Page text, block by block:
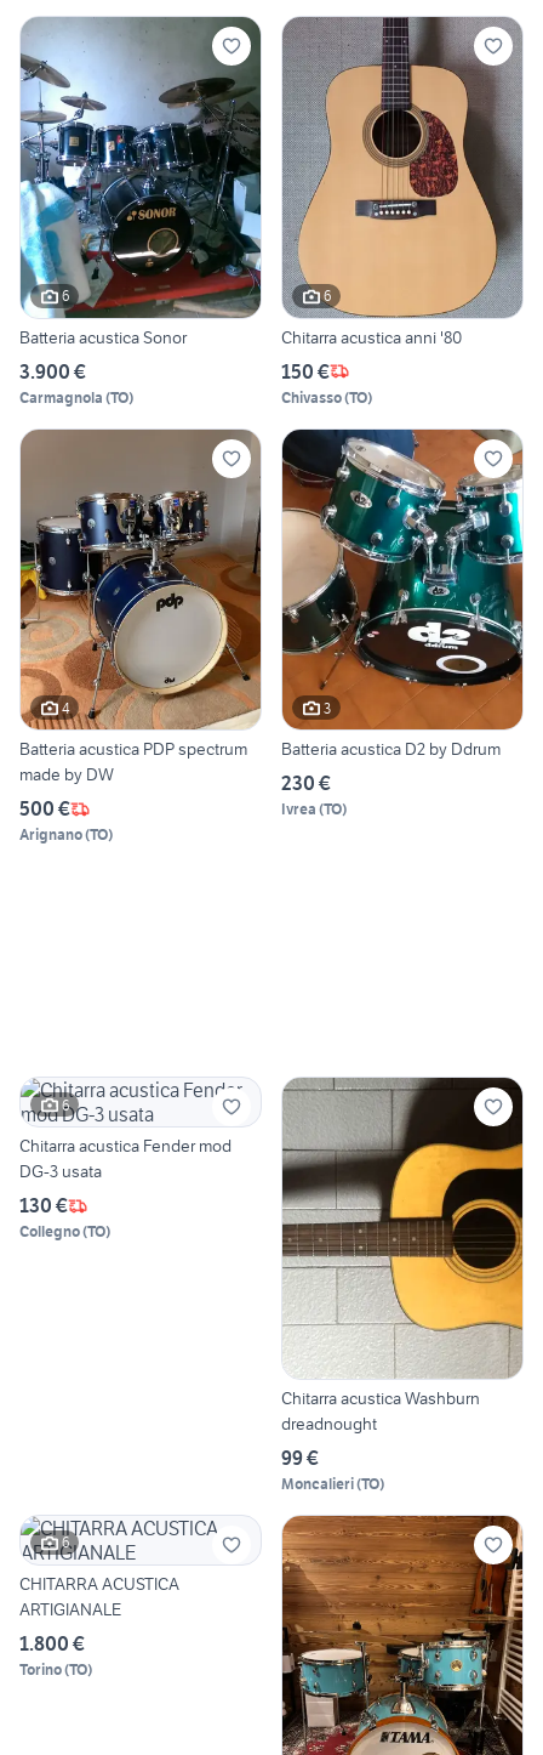
6
Batteria acustica Sonor
3.900 €
Carmagnola (TO)
6
Chitarra acustica anni '80
150 €
Chivasso(TO)
4
Batteria acustica PDP spectrum
made by DW
500 €
Arignano(TO)
3
Batteria acustica D2 by Ddrum
230 €
Ivrea (TO)
6
Chitarra acustica Fender mod
DG-3 usata
130 €
Collegno(TO)
Chitarra acustica Washburn
dreadnought
99 €
Moncalieri(TO)
6
CHITARRA ACUSTICA
ARTIGIANALE
1.800 €
Torino(TO)